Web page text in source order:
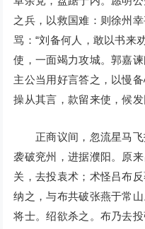
之兵，以救国难：则徐州
骂：“刘备何人，敢以书来
使，一面竭力攻城。郭嘉
主公当用好言答之，以慢
操从其言，款留来使，候发
正商议间，忽流星马飞
袭破兖州，进据濮阳。原
关，去投袁术；术怪吕布
纳之，与布共破张燕于常
将士。绍欲杀之。布乃去